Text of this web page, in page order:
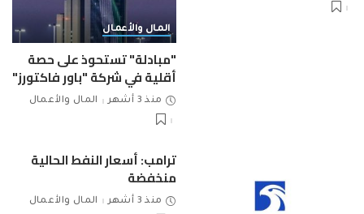
المال والأعمال
"مبادلة" تستحوذ على حصة
أقلية في شركة "باور فاكتورز"
منذ 3 أشهر المال والأعمال
ترامب: أسعار النفط الحالية
منخفضة
منذ 3 أشهر المال والأعمال